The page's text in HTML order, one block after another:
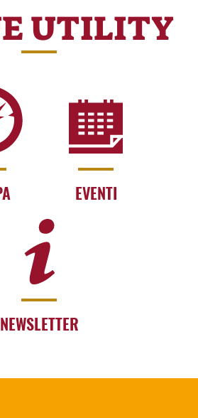
UTILITY
EVENTI
NEWSLETTER